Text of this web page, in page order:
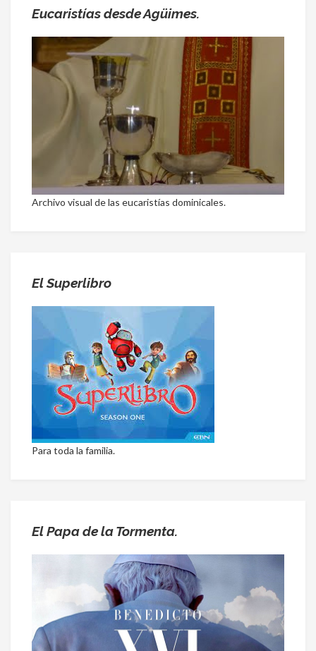
Eucaristías desde Agüimes.
Archivo visual de las eucaristías dominicales.
El Superlibro
Para toda la familia.
El Papa de la Tormenta.